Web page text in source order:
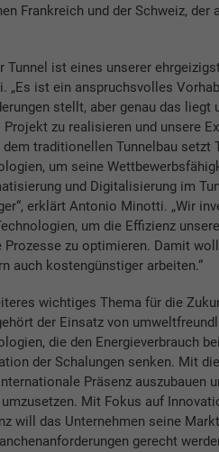
Frankreich und der Schweiz,
Tunnel ist eines unserer
„Es ist ein anspruchsvolles
stellt, aber genau das liegt
Projekt zu realisieren und unsere
dem traditionellen Tunnelbau setzt
um seine
und Digitalisierung im
erklärt Antonio Minotti. „Wir
um die Effizienz
Prozesse zu optimieren. Damit
auch kostengünstiger arbeiten.“
wichtiges Thema für die
der Einsatz von
die den Energieverbrauch
der Schalungen senken. Mit
Präsenz auszubauen
Mit Fokus auf
will das Unternehmen seine
gerecht